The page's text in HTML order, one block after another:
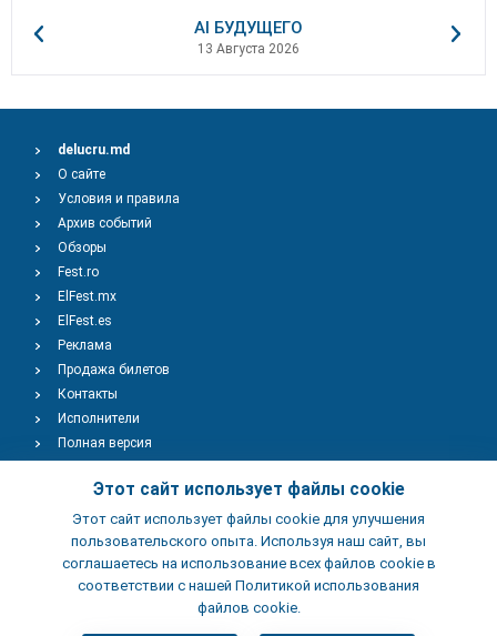
AI БУДУЩЕГО
13 Августа 2026
Этот сайт использует файлы cookie
Этот сайт использует файлы cookie для улучшения
пользовательского опыта. Используя наш сайт, вы
соглашаетесь на использование всех файлов cookie в
соответствии с нашей Политикой использования
файлов cookie.
delucru.md
О сайте
Условия и правила
Архив событий
Обзоры
Fest.ro
ElFest.mx
ElFest.es
Реклама
Продажа билетов
Контакты
Исполнители
Полная версия
Добавить Событие
Добавить Заведение